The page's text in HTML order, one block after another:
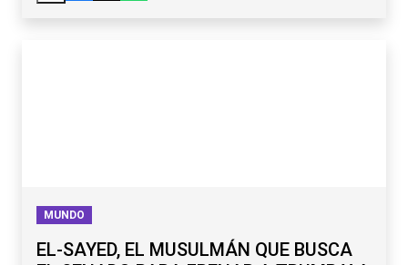
MUNDO
EL-SAYED, EL MUSULMÁN QUE BUSCA